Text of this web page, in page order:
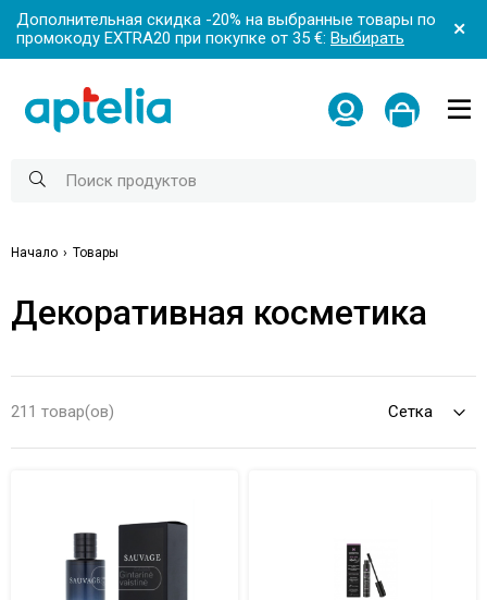
Дополнительная скидка -20% на выбранные товары по
промокоду EXTRA20 при покупке от 35 €: Выбирать
Начало Товары
Декоративная косметика
211 товар(ов)